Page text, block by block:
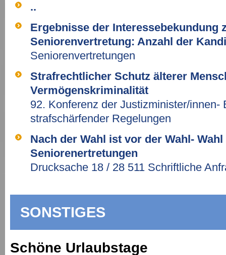
..
Ergebnisse der Interessebekundung
Seniorenvertretung: Anzahl der
Seniorenvertretungen
Strafrechtlicher Schutz älterer
Vermögenskriminalität
92. Konferenz der Justizminister/innen-
strafschärfender Regelungen
Nach der Wahl ist vor der Wahl- Wahl
Seniorenertretungen
Drucksache 18 / 28 511 Schriftliche
SONSTIGES
Schöne Urlaubstage